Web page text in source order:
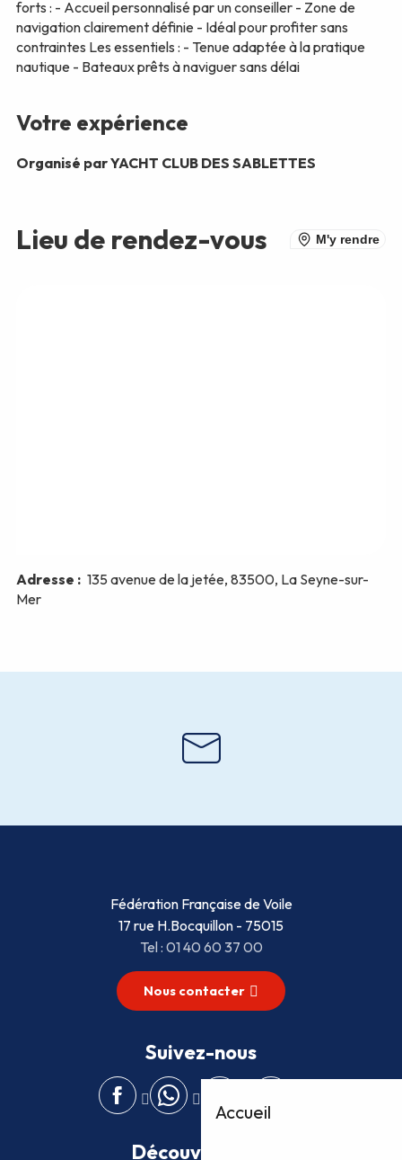
Accueil
Fédération Française de Voile
17 rue H.Bocquillon - 75015
Tel : 01 40 60 37 00
Nous contacter
Suivez-nous
Découvrez plus